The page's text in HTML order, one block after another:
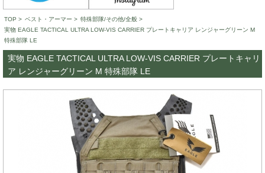
TOP > ベスト・アーマー > 特殊部隊/その他/全般 >
実物 EAGLE TACTICAL ULTRA LOW-VIS CARRIER プレートキャリア レンジャーグリーン M
特殊部隊 LE
実物 EAGLE TACTICAL ULTRA LOW-VIS CARRIER プレートキャリ
ア レンジャーグリーン M 特殊部隊 LE